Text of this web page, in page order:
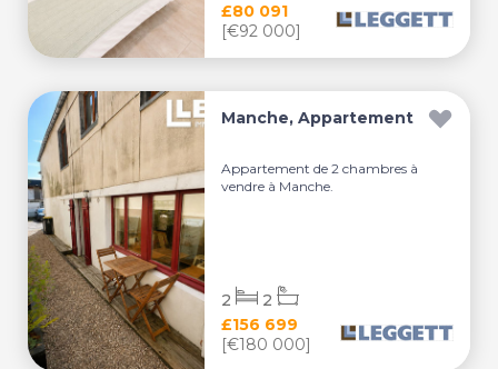
£80 091
[€92 000]
Manche, Appartement
Appartement de 2 chambres à
vendre à Manche.
£156 699
[€180 000]
2 2